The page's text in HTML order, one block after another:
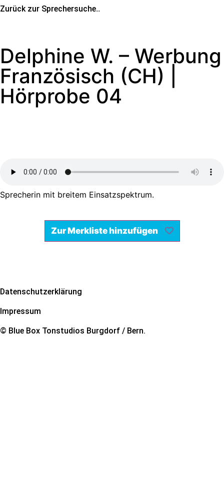
Zurück zur Sprechersuche..
Delphine W. – Werbung
Französisch (CH) |
Hörprobe 04
Sprecherin mit breitem Einsatzspektrum.
Zur Merkliste hinzufügen
Datenschutzerklärung
Impressum
© Blue Box Tonstudios Burgdorf / Bern.